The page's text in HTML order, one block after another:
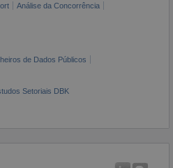
Análise da Concorrência
de Dados Públicos
Setoriais DBK